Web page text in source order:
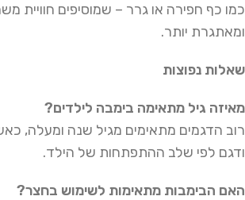
כמו כף חפירה או גרר – שמוסיפים חוויית
ומאתגרת יותר.
שאלות נפוצות
מאיזה גיל מתאימה בימבה לילדים?
רוב הדגמים מתאימים מגיל שנה ומעלה,
ודגם לפי שלב ההתפתחות של הילד.
האם הבימבות מתאימות לשימוש בחצר?